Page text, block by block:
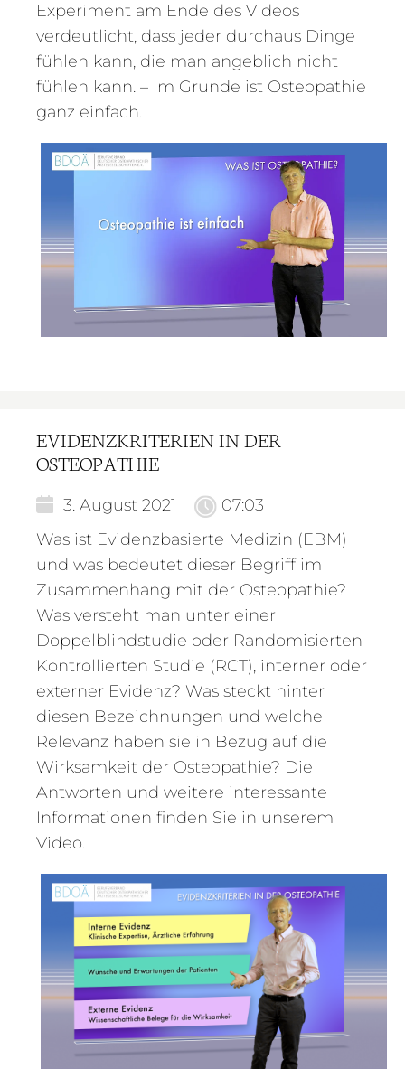
Experiment am Ende des Videos
verdeutlicht, dass jeder durchaus Dinge
fühlen kann, die man angeblich nicht
fühlen kann. – Im Grunde ist Osteopathie
ganz einfach.
EVIDENZKRITERIEN IN DER
OSTEOPATHIE
3. August 2021
07:03
Was ist Evidenzbasierte Medizin (EBM)
und was bedeutet dieser Begriff im
Zusammenhang mit der Osteopathie?
Was versteht man unter einer
Doppelblindstudie oder Randomisierten
Kontrollierten Studie (RCT), interner oder
externer Evidenz? Was steckt hinter
diesen Bezeichnungen und welche
Relevanz haben sie in Bezug auf die
Wirksamkeit der Osteopathie? Die
Antworten und weitere interessante
Informationen finden Sie in unserem
Video.